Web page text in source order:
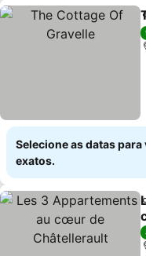
Selecione as datas
exatos.